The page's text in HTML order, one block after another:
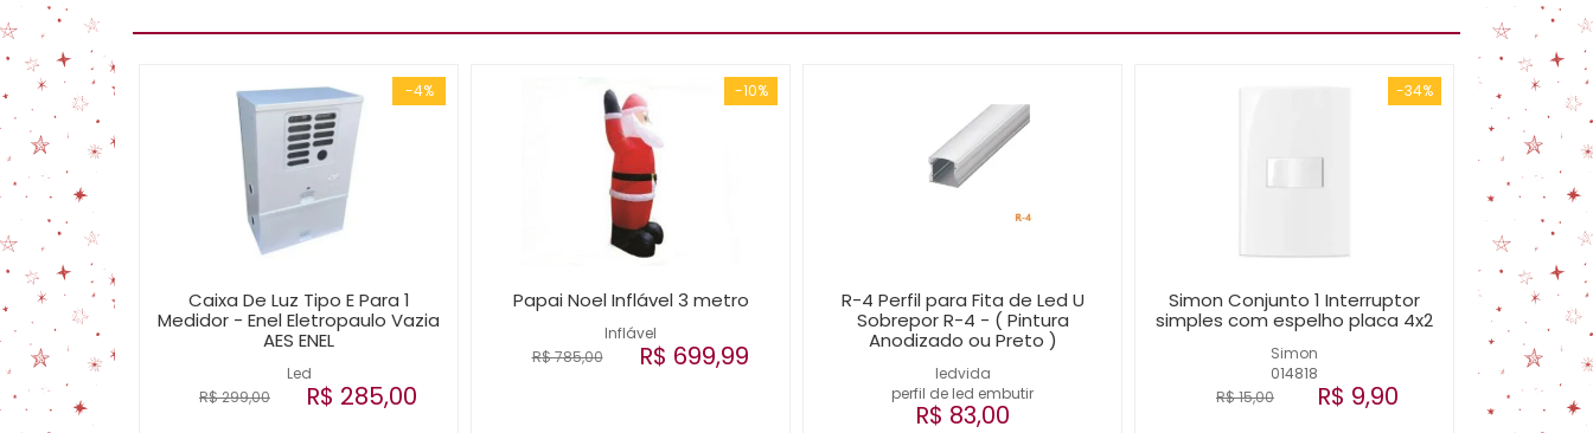
-4%
Led
Caixa De Luz Tipo E Para 1
Medidor - Enel Eletropaulo Vazia
AES ENEL
R$ 299,00 R$ 285,00
-10%
Inflável
Papai Noel Inflável 3 metro
R$ 785,00 R$ 699,99
ledvida
perfil de led embutir
R-4 Perfil para Fita de Led U
Sobrepor R-4 - ( Pintura
Anodizado ou Preto )
R$ 83,00
-34%
Simon
014818
Simon Conjunto 1 Interruptor
simples com espelho placa 4x2
R$ 15,00 R$ 9,90